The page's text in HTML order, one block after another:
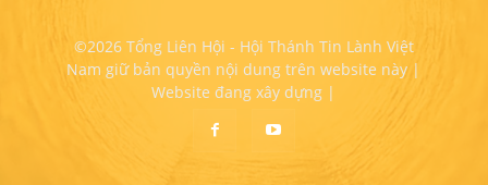
©2026 Tổng Liên Hội - Hội Thánh Tin Lành Việt
Nam giữ bản quyền nội dung trên website này |
Website đang xây dựng |